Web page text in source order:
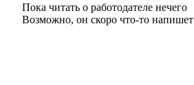
Пока читать о работодателе нечего
Возможно, он скоро что‑то напишет